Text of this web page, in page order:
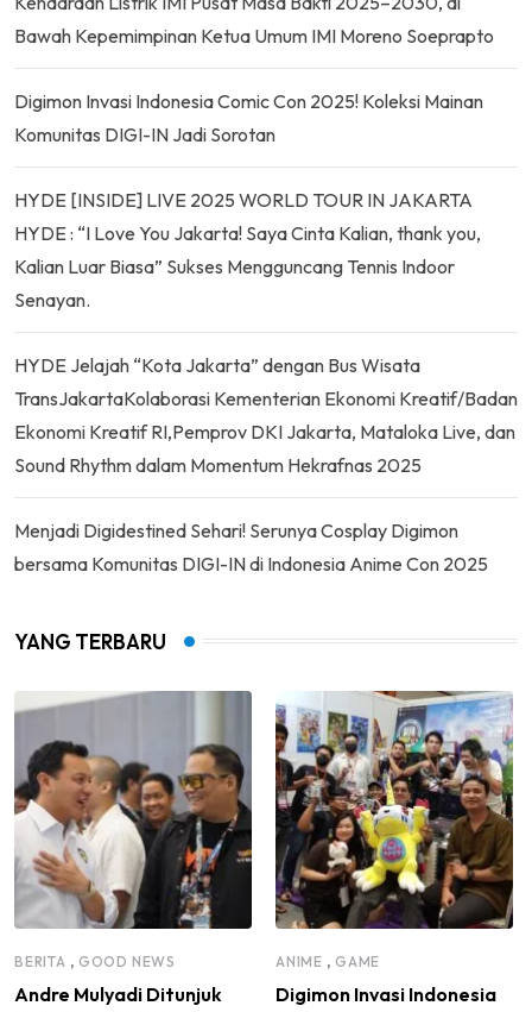
Bawah Kepemimpinan Ketua Umum IMI Moreno Soeprapto
Digimon Invasi Indonesia Comic Con 2025! Koleksi Mainan
Komunitas DIGI-IN Jadi Sorotan
HYDE [INSIDE] LIVE 2025 WORLD TOUR IN JAKARTA
HYDE : “I Love You Jakarta! Saya Cinta Kalian, thank you,
Kalian Luar Biasa” Sukses Mengguncang Tennis Indoor
Senayan.
HYDE Jelajah “Kota Jakarta” dengan Bus Wisata
TransJakartaKolaborasi Kementerian Ekonomi Kreatif/Badan
Ekonomi Kreatif RI,Pemprov DKI Jakarta, Mataloka Live, dan
Sound Rhythm dalam Momentum Hekrafnas 2025
Menjadi Digidestined Sehari! Serunya Cosplay Digimon
bersama Komunitas DIGI-IN di Indonesia Anime Con 2025
YANG TERBARU
BERITA , GOOD NEWS
Andre Mulyadi Ditunjuk
ANIME , GAME
Digimon Invasi Indonesia